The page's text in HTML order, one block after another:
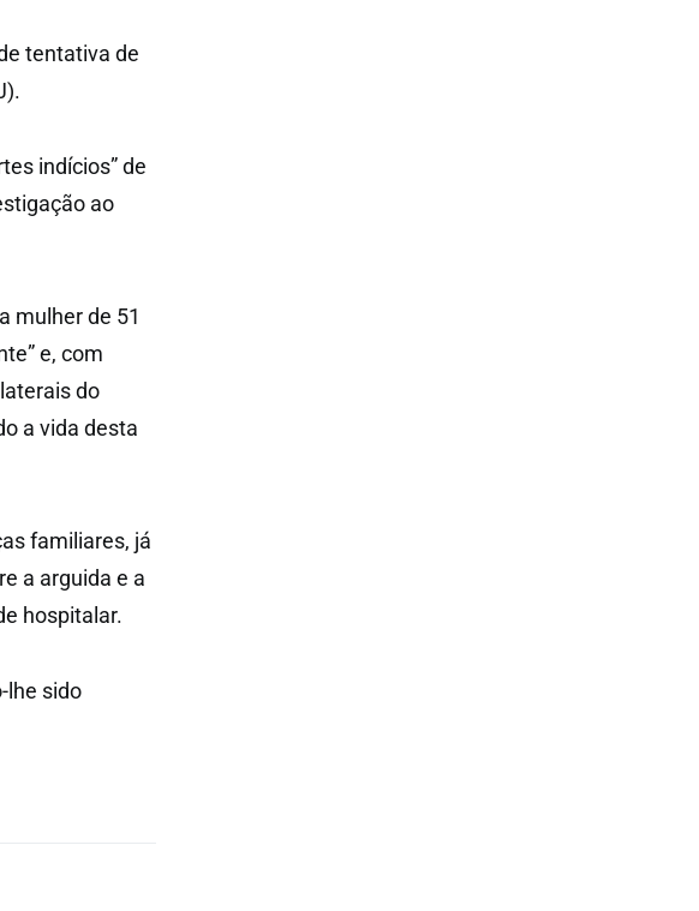
tentativa de
indícios” de
ao
mulher de 51
e, com
do
a vida desta
familiares, já
a arguida e a
hospitalar.
lhe sido